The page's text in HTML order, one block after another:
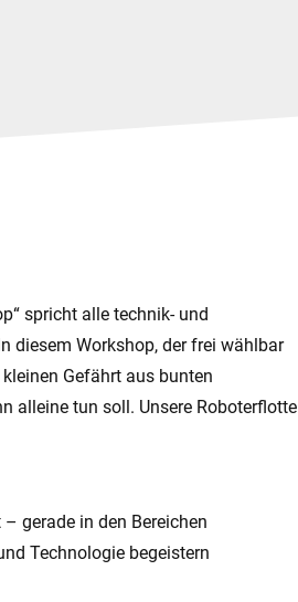
spricht alle technik- und
diesem Workshop, der frei wählbar
Gefährt aus bunten
alleine tun soll. Unsere Roboterflotte
gerade in den Bereichen
Technologie begeistern